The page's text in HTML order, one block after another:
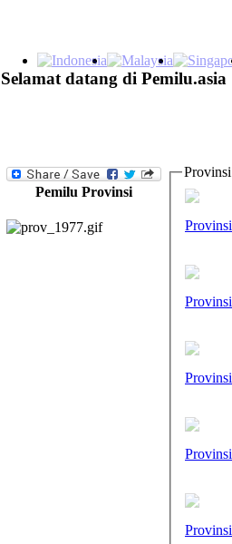
Selamat datang di Pemilu.asia
Pemilu Provinsi
Provinsi